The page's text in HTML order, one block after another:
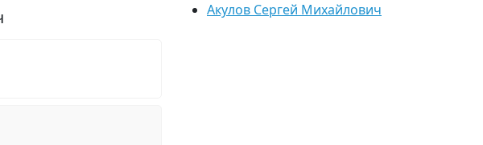
Акулов Сергей Михайлович